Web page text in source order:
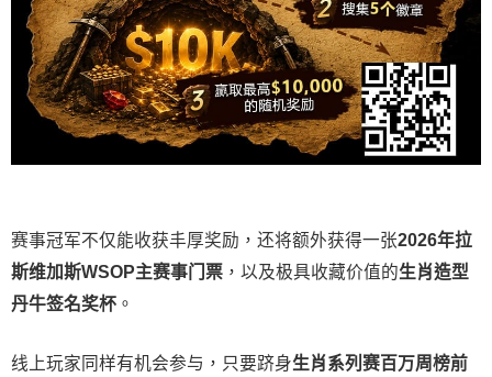
赛事冠军不仅能收获丰厚奖励，还将额外获得一张2026年拉
斯维加斯WSOP主赛事门票 ，以及极具收藏价值的生肖造型
丹牛签名奖杯 。
线上玩家同样有机会参与，只要跻身生肖系列赛百万周榜前